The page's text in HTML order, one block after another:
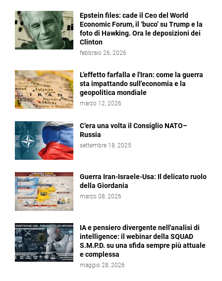
Epstein files: cade il Ceo del World
Economic Forum, il ‘buco’ su Trump e la
foto di Hawking. Ora le deposizioni dei
Clinton
febbraio 26, 2026
L’effetto farfalla e l'Iran: come la guerra
sta impattando sull'economia e la
geopolitica mondiale
marzo 12, 2026
C’era una volta il Consiglio NATO–
Russia
settembre 18, 2025
Guerra Iran-Israele-Usa: Il delicato ruolo
della Giordania
marzo 08, 2026
IA e pensiero divergente nell'analisi di
intelligence: il webinar della SQUAD
S.M.P.D. su una sfida sempre più attuale
e complessa
maggio 28, 2026